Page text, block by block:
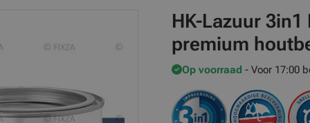
HK-Lazuur
premium
Op voorraad - Voor 17:00